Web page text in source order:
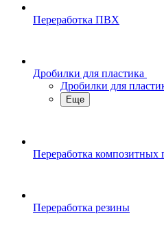
Переработка ПВХ
Дробилки для пластика
Дробилки для
Еще
Переработка композитных
Переработка резины